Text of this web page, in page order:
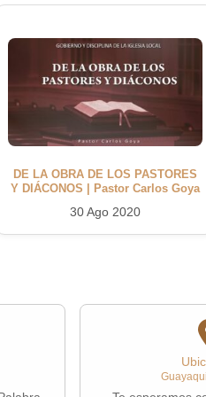
DE LA OBRA DE LOS PASTORES
Y DIÁCONOS | Pastor Carlos Goya
30 Ago 2020